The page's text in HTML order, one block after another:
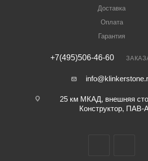
Доставка
Оплата
Гарантия
+7(495)506-46-60
25 км МКАД, внешняя
Конструктор, ПАВ-